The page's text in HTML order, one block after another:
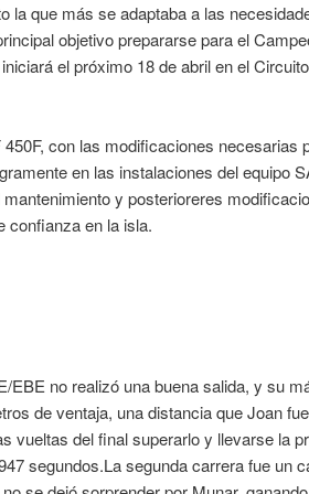
la que más se adaptaba a las
objetivo prepararse para el
el próximo 18 de abril en el
con las modificaciones necesarias
en las instalaciones del equipo
y posterioreres
confianza en la isla.
EBE no realizó una buena salida, y su
de ventaja, una distancia que Joan fue
vueltas del final superarlo y llevarse la
segundos.La segunda carrera fue un